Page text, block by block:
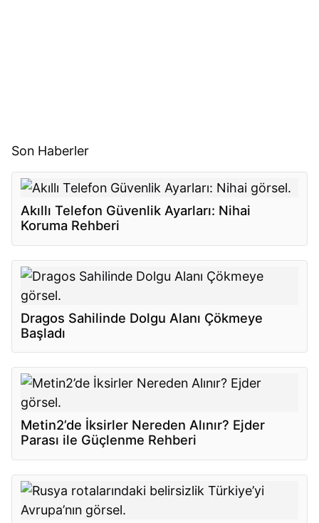
Son Haberler
Akıllı Telefon Güvenlik Ayarları: Nihai
Koruma Rehberi
Dragos Sahilinde Dolgu Alanı Çökmeye
Başladı
Metin2’de İksirler Nereden Alınır? Ejder
Parası ile Güçlenme Rehberi